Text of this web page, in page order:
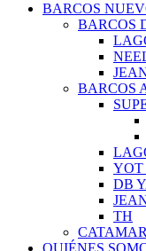
BARCOS
BARCOS
BARCOS
YOT
DB
TH
QUIÉNES